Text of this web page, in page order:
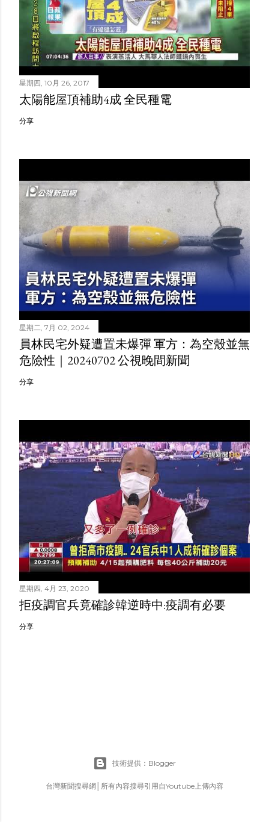
星期四, 10月 26, 2017
太陽能屋頂補助4成 全民種電
分享
星期二, 7月 02, 2024
員林民宅外疑遭置未爆彈 軍方：為空殼並無
危險性｜20240702 公視晚間新聞
分享
星期四, 4月 23, 2020
拒疫調官兵竟確診韓逆時中:疫調有必要
分享
技術提供：Blogger
台灣新聞搜尋網│所有內容搜尋引用自Youtube上傳內容